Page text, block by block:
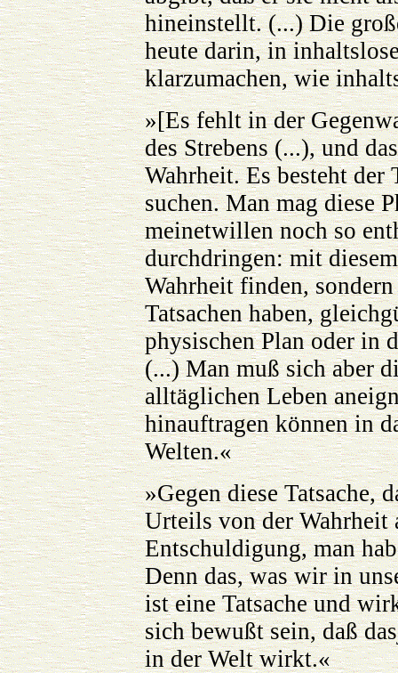
hineinstellt. (...) Die
heute darin, in
klarzumachen, wie
»[Es fehlt in der
des Strebens (...), und
Wahrheit. Es besteht der
suchen. Man mag diese
meinetwillen noch so
durchdringen: mit
Wahrheit finden,
Tatsachen haben,
physischen Plan oder in
(...) Man muß sich aber
alltäglichen Leben
hinauftragen können in
Welten.«
»Gegen diese Tatsache,
Urteils von der
Entschuldigung, man
Denn das, was wir in
ist eine Tatsache und
sich bewußt sein, daß
in der Welt wirkt.«